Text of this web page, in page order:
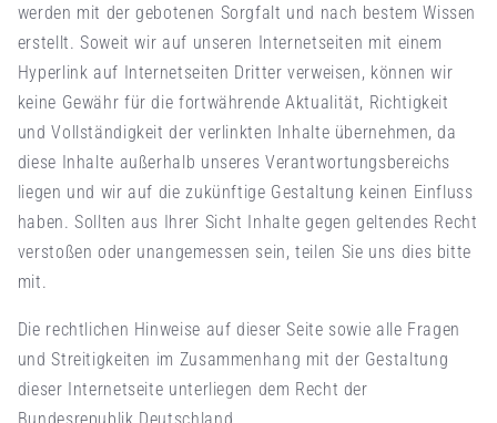
werden mit der gebotenen Sorgfalt und nach bestem Wissen
erstellt. Soweit wir auf unseren Internetseiten mit einem
Hyperlink auf Internetseiten Dritter verweisen, können wir
keine Gewähr für die fortwährende Aktualität, Richtigkeit
und Vollständigkeit der verlinkten Inhalte übernehmen, da
diese Inhalte außerhalb unseres Verantwortungsbereichs
liegen und wir auf die zukünftige Gestaltung keinen Einfluss
haben. Sollten aus Ihrer Sicht Inhalte gegen geltendes Recht
verstoßen oder unangemessen sein, teilen Sie uns dies bitte
mit.
Die rechtlichen Hinweise auf dieser Seite sowie alle Fragen
und Streitigkeiten im Zusammenhang mit der Gestaltung
dieser Internetseite unterliegen dem Recht der
Bundesrepublik Deutschland.